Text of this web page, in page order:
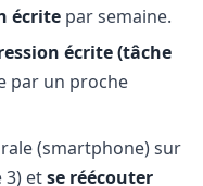
écrite par semaine.
écrite (tâche
par un proche
(smartphone) sur
3) etse réécouter